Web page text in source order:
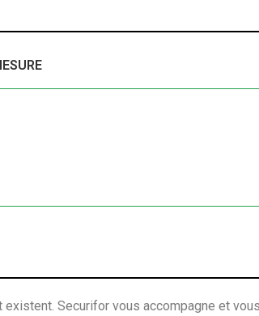
Securifor vous accompagne et